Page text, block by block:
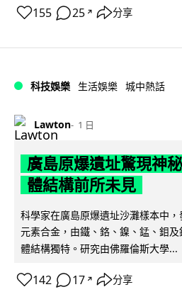
155 25 ↗ 分享
科技娛樂 生活娛樂 城中熱話
Lawton 1 日
廣島原爆遺址驚現神
體結構前所未見
科學家在廣島原爆遺址沙灘樣本中
元素合金，由鐵、鉻、鎳、錳、鉬
體結構獨特。研究由佛羅倫斯大學...
142 17 ↗ 分享